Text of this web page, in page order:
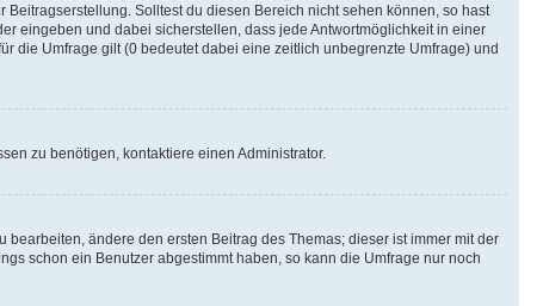
Solltest du diesen Bereich nicht sehen können, so hast
eingeben und dabei sicherstellen, dass jede Antwortmöglichkeit in einer
die Umfrage gilt (0 bedeutet dabei eine zeitlich unbegrenzte Umfrage) und
zu benötigen, kontaktiere einen Administrator.
ändere den ersten Beitrag des Themas; dieser ist immer mit der
schon ein Benutzer abgestimmt haben, so kann die Umfrage nur noch